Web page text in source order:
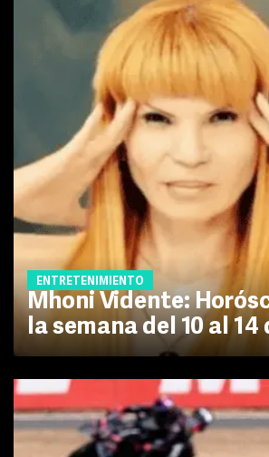
ENTRETENIMIENTO
Mhoni Vidente:
la semana del 10 al